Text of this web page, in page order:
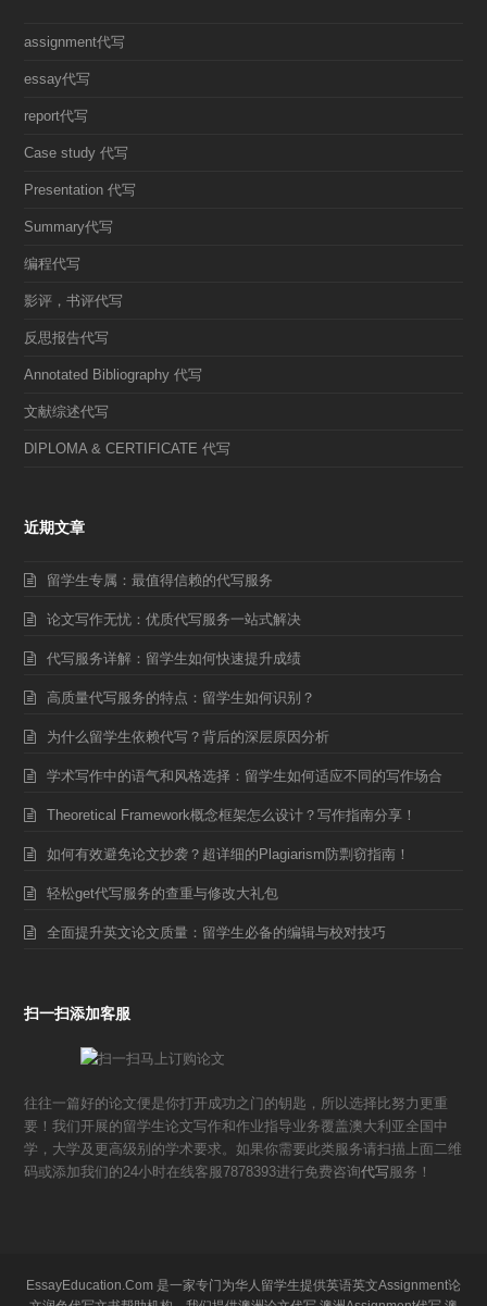
assignment代写
essay代写
report代写
Case study 代写
Presentation 代写
Summary代写
编程代写
影评，书评代写
反思报告代写
Annotated Bibliography 代写
文献综述代写
DIPLOMA & CERTIFICATE 代写
近期文章
留学生专属：最值得信赖的代写服务
论文写作无忧：优质代写服务一站式解决
代写服务详解：留学生如何快速提升成绩
高质量代写服务的特点：留学生如何识别？
为什么留学生依赖代写？背后的深层原因分析
学术写作中的语气和风格选择：留学生如何适应不同的写作场合
Theoretical Framework概念框架怎么设计？写作指南分享！
如何有效避免论文抄袭？超详细的Plagiarism防剽窃指南！
轻松get代写服务的查重与修改大礼包
全面提升英文论文质量：留学生必备的编辑与校对技巧
扫一扫添加客服
往往一篇好的论文便是你打开成功之门的钥匙，所以选择比努力更重
要！我们开展的留学生论文写作和作业指导业务覆盖澳大利亚全国中
学，大学及更高级别的学术要求。如果你需要此类服务请扫描上面二维
码或添加我们的24小时在线客服7878393进行免费咨询代写服务！
EssayEducation.Com 是一家专门为华人留学生提供英语英文Assignment论